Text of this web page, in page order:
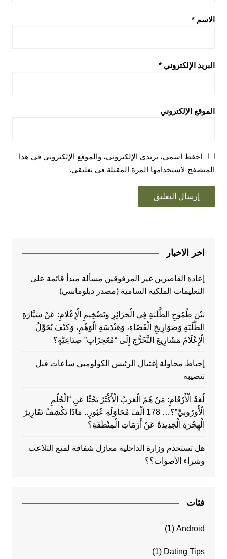
الاسم *
البريد الإلكتروني *
الموقع الإلكتروني
احفظ اسمي، بريدي الإلكتروني، والموقع الإلكتروني في هذا
المتصفح لاستخدامها المرة المقبلة في تعليقي.
اخر الاخبار
إعادة القاصرين غير المرفوقين مسألة مبدأ قائمة على
التعليمات الملكية السامية (مصدر دبلوماسي)
بَيْنَ طُمُوحِ الطَّلَبَةِ فِي الْجَزَائِرِ وَتَضْخِيمِ الْإِعْلَامِ: عَنْ سَيَّارَةِ
الطَّلَبَةِ وَصَوَارِيخِ الْفَضَاءِ، وَهَنْدَسَةِ الْوَهْمِ، وَكَيْفَ يُحَوِّلُ
الْإِعْلَامُ مَشَارِيعَ التَّخَرُّجِ إِلَى “مُعْجِزَاتٍ” صِنَاعِيَّةٍ؟
إحباط محاولة إغتيال الرئيس الكولومبي ساعات قبل
تنصيبه
لُغَةُ الْأَرْقَامِ: مَنْ هُمُ الْعَرَبُ الْأَكْثَرُ بَحْثًا عَنِ “الْحُلْمِ
الْأُورُوبِيِّ”؟… 178 أَلْفَ مُحَاوَلَةِ عُبُورٍ.. مَاذَا تَكْشِفُ تَقَارِيرُ
الْهِجْرَةِ الْجَدِيدَةُ عَنْ أَزَمَاتِ الْمِنْطَقَةِ؟
هل تستخدم وزارة الداخلية معازل شفافة لمنع التلاعب
وشراء الأصوات؟؟
فئات
Android
(1)
Dating Tips
(1)